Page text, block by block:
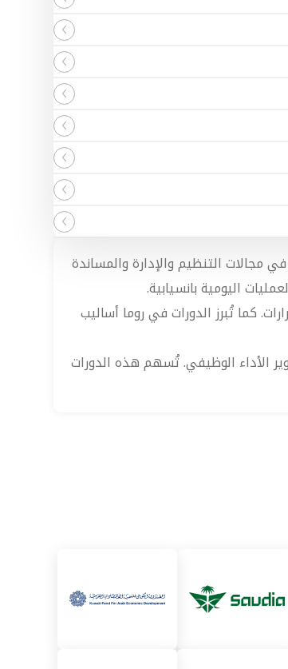
التنظيم والإدارة والمساندة
اليومية بانسيابية.
كما تُبرز الدورات في روما أساليب
الأداء الوظيفي. تُسهم هذه الدورات